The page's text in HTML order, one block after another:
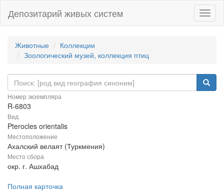
Депозитарий живых систем
Животные
Коллекции
Зоологический музей, коллекция птиц
Номер экземпляра
R-6803
Вид
Pterocles orientalis
Местоположение
Ахалский велаят (Туркмения)
Место сбора
окр. г. Ашхабад
Полная карточка